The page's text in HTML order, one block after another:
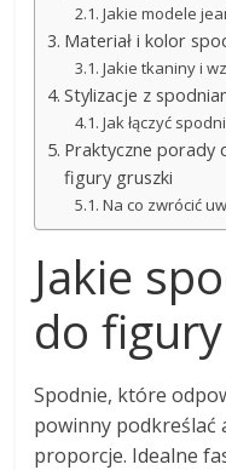
Jakie modele
Materiał i kolor
Jakie tkaniny i
Stylizacje z
Jak łączyć
Praktyczne porady
figury gruszki
Na co zwrócić
Jakie
do
Spodnie, które
powinny podkreślać
proporcje. Idealne